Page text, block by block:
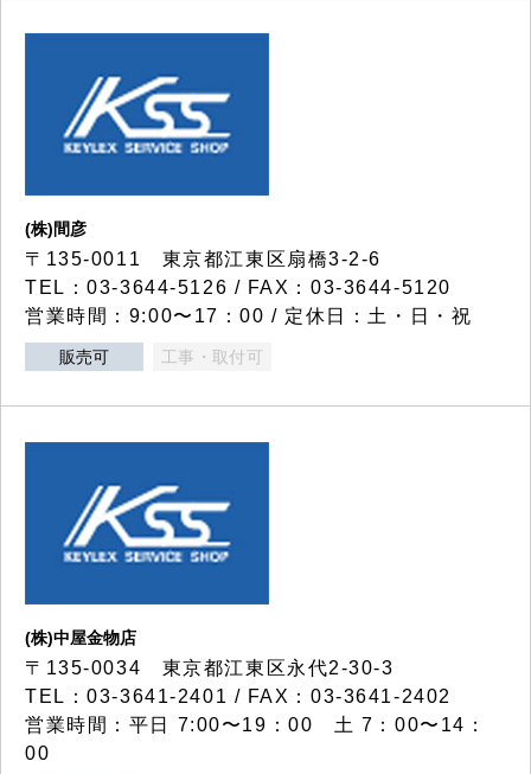
(株)間彦
〒135-0011 東京都江東区扇橋3-2-6
TEL：03-3644-5126 / FAX：03-3644-5120
営業時間：9:00〜17：00 / 定休日：土・日・祝
販売可 工事・取付可
(株)中屋金物店
〒135-0034 東京都江東区永代2-30-3
TEL：03-3641-2401 / FAX：03-3641-2402
営業時間：平日 7:00〜19：00 土 7：00〜14：
00